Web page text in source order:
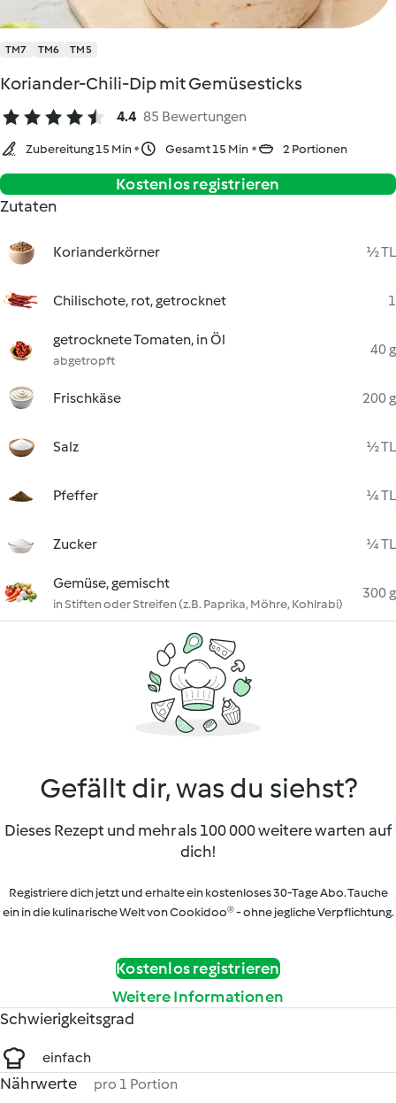
TM7 TM6 TM5
Koriander-Chili-Dip mit Gemüsesticks
4.4 85 Bewertungen
Zubereitung 15 Min Gesamt 15 Min 2 Portionen
Kostenlos registrieren
Zutaten
Korianderkörner ½ TL
Chilischote, rot, getrocknet 1
getrocknete Tomaten, in Öl
abgetropft
40 g
Frischkäse 200 g
Salz ½ TL
Pfeffer ¼ TL
Zucker ¼ TL
Gemüse, gemischt
in Stiften oder Streifen (z.B. Paprika, Möhre, Kohlrabi)
300 g
Gefällt dir, was du siehst?
Dieses Rezept und mehr als 100 000 weitere warten auf
dich!
Registriere dich jetzt und erhalte ein kostenloses 30-Tage Abo. Tauche
ein in die kulinarische Welt von Cookidoo® - ohne jegliche Verpflichtung.
Kostenlos registrieren
Weitere Informationen
Schwierigkeitsgrad
einfach
Nährwerte pro 1 Portion